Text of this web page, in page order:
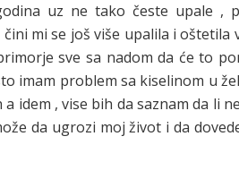
uz ne tako česte upale ,
mi se još više upalila i oštetila
sve sa nadom da će to
imam problem sa kiselinom u
idem , vise bih da saznam da li
da ugrozi moj život i da